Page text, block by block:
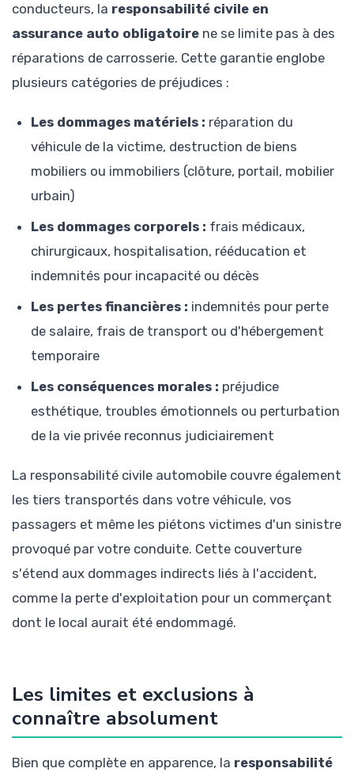
conducteurs, la responsabilité civile en
assurance auto obligatoire ne se limite pas à des
réparations de carrosserie. Cette garantie englobe
plusieurs catégories de préjudices :
Les dommages matériels : réparation du
véhicule de la victime, destruction de biens
mobiliers ou immobiliers (clôture, portail, mobilier
urbain)
Les dommages corporels : frais médicaux,
chirurgicaux, hospitalisation, rééducation et
indemnités pour incapacité ou décès
Les pertes financières : indemnités pour perte
de salaire, frais de transport ou d'hébergement
temporaire
Les conséquences morales : préjudice
esthétique, troubles émotionnels ou perturbation
de la vie privée reconnus judiciairement
La responsabilité civile automobile couvre également
les tiers transportés dans votre véhicule, vos
passagers et même les piétons victimes d'un sinistre
provoqué par votre conduite. Cette couverture
s'étend aux dommages indirects liés à l'accident,
comme la perte d'exploitation pour un commerçant
dont le local aurait été endommagé.
Les limites et exclusions à
connaître absolument
Bien que complète en apparence, la responsabilité